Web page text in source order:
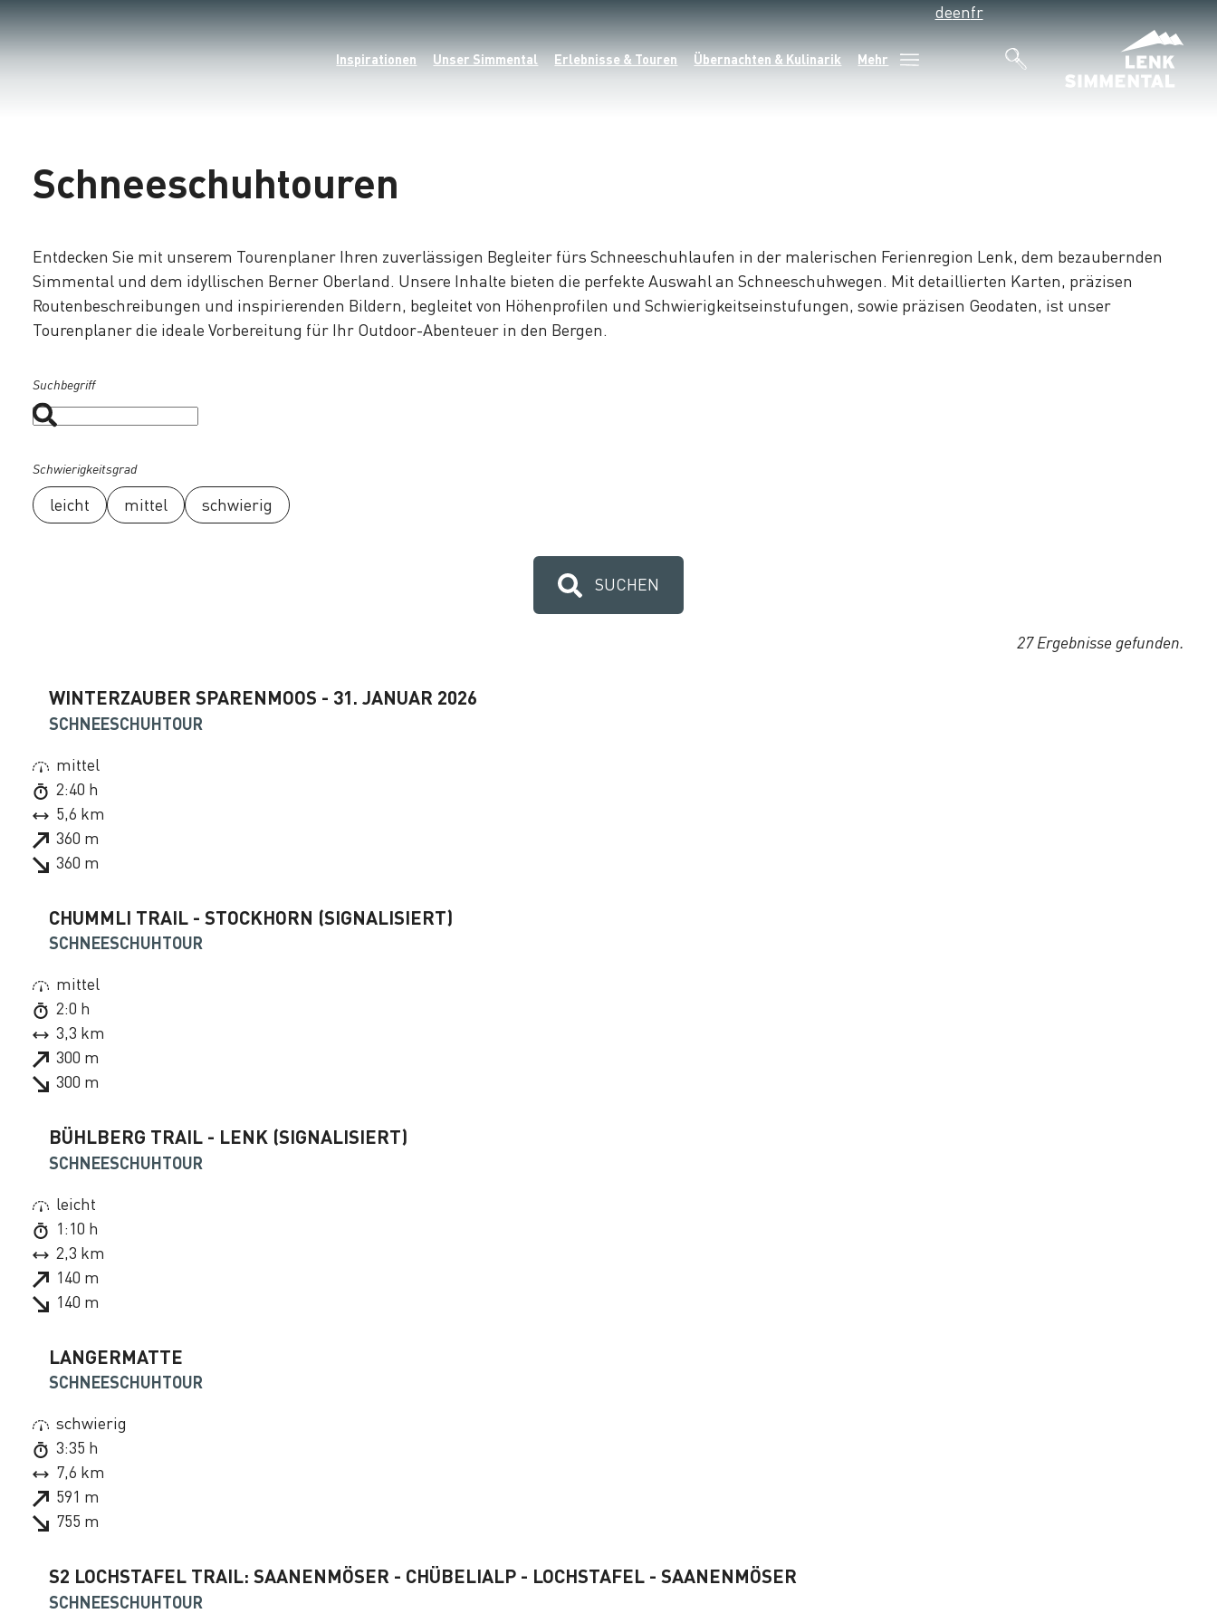
Inspirationen Unser Simmental Erlebnisse & Touren Übernachten & Kulinarik Mehr
deenfr
Schneeschuhtouren
Entdecken Sie mit unserem Tourenplaner Ihren zuverlässigen Begleiter fürs Schneeschuhlaufen in der malerischen Ferienregion Lenk, dem bezaubernden
Simmental und dem idyllischen Berner Oberland. Unsere Inhalte bieten die perfekte Auswahl an Schneeschuhwegen. Mit detaillierten Karten, präzisen
Routenbeschreibungen und inspirierenden Bildern, begleitet von Höhenprofilen und Schwierigkeitseinstufungen, sowie präzisen Geodaten, ist unser
Tourenplaner die ideale Vorbereitung für Ihr Outdoor-Abenteuer in den Bergen.
Suchbegriff
Schwierigkeitsgrad
leicht mittel schwierig
SUCHEN
27 Ergebnisse gefunden.
WINTERZAUBER SPARENMOOS - 31. JANUAR 2026
SCHNEESCHUHTOUR
mittel
2:40 h
5,6 km
360 m
360 m
CHUMMLI TRAIL - STOCKHORN (SIGNALISIERT)
SCHNEESCHUHTOUR
mittel
2:0 h
3,3 km
300 m
300 m
BÜHLBERG TRAIL - LENK (SIGNALISIERT)
SCHNEESCHUHTOUR
leicht
1:10 h
2,3 km
140 m
140 m
LANGERMATTE
SCHNEESCHUHTOUR
schwierig
3:35 h
7,6 km
591 m
755 m
S2 LOCHSTAFEL TRAIL: SAANENMÖSER - CHÜBELIALP - LOCHSTAFEL - SAANENMÖSER
SCHNEESCHUHTOUR